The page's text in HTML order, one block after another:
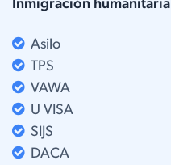
Inmigración humanitaria ​
Asilo
TPS
VAWA
U VISA
SIJS
DACA